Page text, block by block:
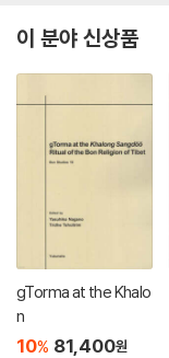
이 분야 신상품
gTorma at the Khalo
n
10% 81,400원